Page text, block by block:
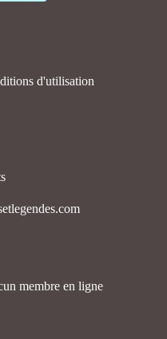
d'utilisation
membre en ligne